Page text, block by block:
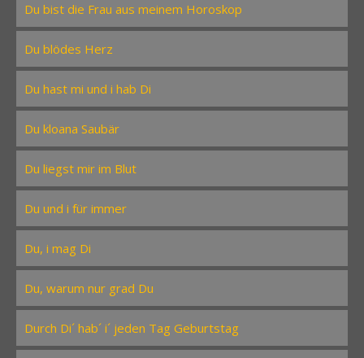
Du bist die Frau aus meinem Horoskop
Du blödes Herz
Du hast mi und i hab Di
Du kloana Saubär
Du liegst mir im Blut
Du und i für immer
Du, i mag Di
Du, warum nur grad Du
Durch Di´ hab´ i´ jeden Tag Geburtstag